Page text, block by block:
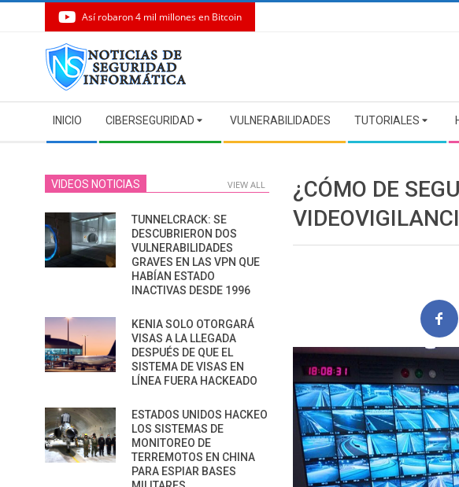
Así robaron 4 mil millones en Bitcoin
Navigation
Menu
INICIO CIBERSEGURIDAD VULNERABILIDADES TUTORIALES
¿CÓMO DE
VIDEOS NOTICIAS VIEW ALL
TUNNELCRACK: SE
DESCUBRIERON DOS
VULNERABILIDADES
GRAVES EN LAS VPN QUE
HABÍAN ESTADO
INACTIVAS DESDE 1996
KENIA SOLO OTORGARÁ
VISAS A LA LLEGADA
DESPUÉS DE QUE EL
SISTEMA DE VISAS EN
LÍNEA FUERA HACKEADO
ESTADOS UNIDOS HACKEO
LOS SISTEMAS DE
MONITOREO DE
TERREMOTOS EN CHINA
PARA ESPIAR BASES